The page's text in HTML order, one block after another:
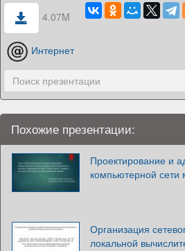
4.07M
Интернет
Похожие презентации:
Проектирование и
компьютерной
Организация
локальной